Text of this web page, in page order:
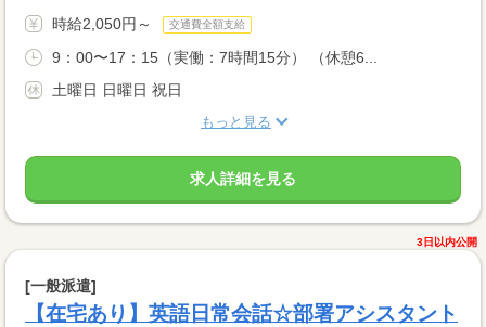
時給2,050円～ 交通費全額支給
9：00〜17：15（実働：7時間15分） （休憩6...
土曜日 日曜日 祝日
もっと見る
求人詳細を見る
3日以内公開
[一般派遣]
【在宅あり】英語日常会話☆部署アシスタント